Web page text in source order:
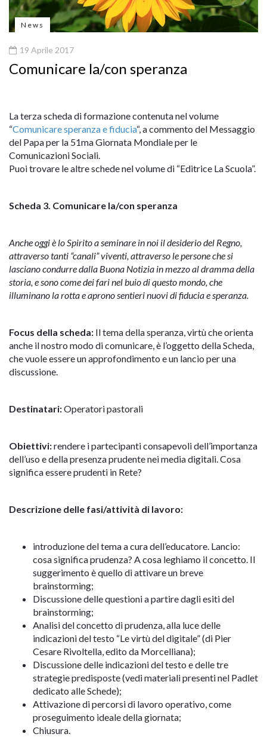
News
19 Aprile 2017
Comunicare la/con speranza
La terza scheda di formazione contenuta nel volume
“Comunicare speranza e fiducia“, a commento del Messaggio
del Papa per la 51ma Giornata Mondiale per le
Comunicazioni Sociali.
Puoi trovare le altre schede nel volume di “Editrice La Scuola”.
Scheda 3. Comunicare la/con speranza
Anche oggi è lo Spirito a seminare in noi il desiderio del Regno,
attraverso tanti “canali” viventi, attraverso le persone che si
lasciano condurre dalla Buona Notizia in mezzo al dramma della
storia, e sono come dei fari nel buio di questo mondo, che
illuminano la rotta e aprono sentieri nuovi di fiducia e speranza.
Focus della scheda: Il tema della speranza, virtù che orienta
anche il nostro modo di comunicare, è l’oggetto della Scheda,
che vuole essere un approfondimento e un lancio per una
discussione.
Destinatari:Operatori pastorali
Obiettivi:rendere i partecipanti consapevoli dell’importanza
dell’uso e della presenza prudente nei media digitali. Cosa
significa essere prudenti in Rete?
Descrizione delle fasi/attività di lavoro:
introduzione del tema a cura dell’educatore. Lancio:
cosa significa prudenza? A cosa leghiamo il concetto. Il
suggerimento è quello di attivare un breve
brainstorming;
Discussione delle questioni a partire dagli esiti del
brainstorming;
Analisi del concetto di prudenza, alla luce delle
indicazioni del testo “Le virtù del digitale” (di Pier
Cesare Rivoltella, edito da Morcelliana);
Discussione delle indicazioni del testo e delle tre
strategie predisposte (vedi materiali presenti nel Padlet
dedicato alle Schede);
Attivazione di percorsi di lavoro operativo, come
proseguimento ideale della giornata;
Chiusura.